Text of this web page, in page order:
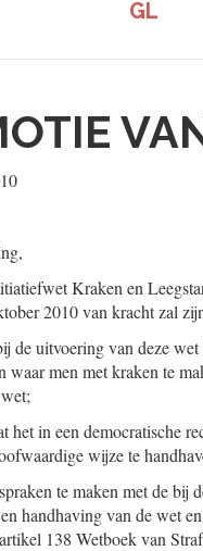
GL
Kraken en
2010 van kracht zal
de uitvoering van deze
waar men met kraken te
het in een democratische
wijze te
te maken met de bij
handhaving van de wet
138 Wetboek van